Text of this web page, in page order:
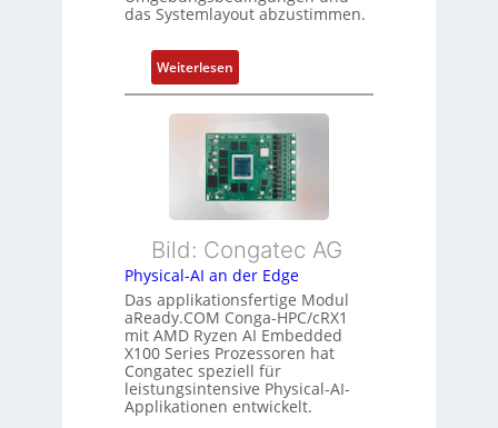
n
Z
u
s
t
a
n
d
ü
b
e
r
w
a
c
h
t
f
ü
r
m
e
h
r
i
s
t
u
n
g
das Systemlayout abzustimmen.
Weiterlesen:
F
l
e
x
i
b
e
E
t
h
e
r
c
a
Bild: Congatec AG
Physical-AI an der Edge
Das applikationsfertige Modul
aReady.COM Conga-HPC/cRX1
mit AMD Ryzen AI Embedded
X100 Series Prozessoren hat
Congatec speziell für
leistungsintensive Physical-AI-
Applikationen entwickelt.